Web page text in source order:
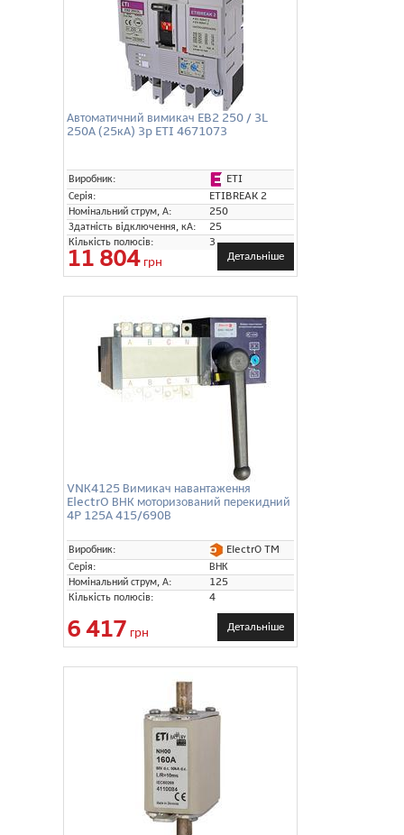
Автоматичний вимикач EB2 250 / 3L
250А (25кА) 3p ETI 4671073
Виробник:
ETI
Серія:
ETIBREAK 2
Номінальний струм, А:
250
Здатність відключення, кА:
25
Кількість полюсів:
3
11 804грн Детальніше
VNК4125 Вимикач навантаження
ElectrO ВНК моторизований перекидний
4P 125А 415/690В
Виробник:
ElectrO TM
Серія:
ВНК
Номінальний струм, А:
125
Кількість полюсів:
4
6 417 грн Детальніше